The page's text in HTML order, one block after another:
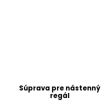
Súprava pre nástenný
regál